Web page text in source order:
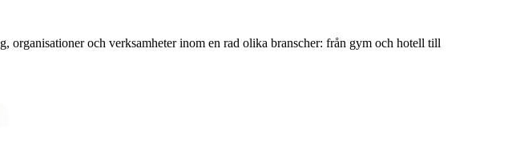
organisationer och verksamheter inom en rad olika branscher: från gym och hotell till